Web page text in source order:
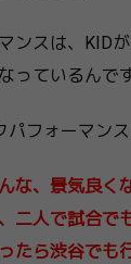
ンスは、KID
っているんで
フォーマンス
な、景気良く
二人で試合で
たら渋谷でも